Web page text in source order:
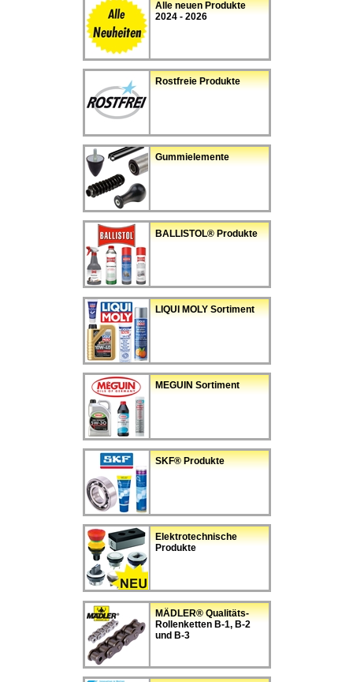
Alle neuen Produkte
2024 - 2026
Rostfreie Produkte
Gummielemente
BALLISTOL® Produkte
LIQUI MOLY Sortiment
MEGUIN Sortiment
SKF® Produkte
Elektrotechnische
Produkte
MÄDLER® Qualitäts-
Rollenketten B-1, B-2
und B-3